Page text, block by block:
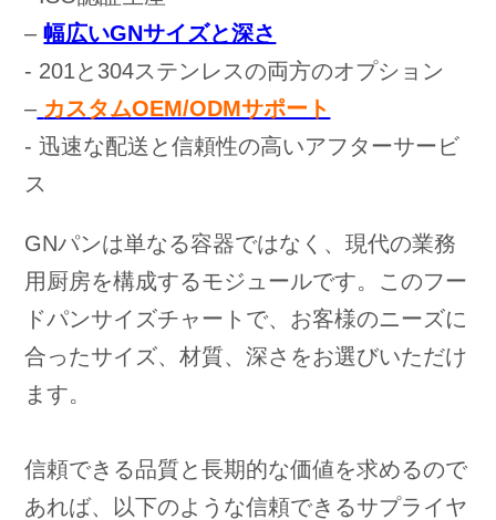
–幅広いGNサイズと深さ
- 201と304ステンレスの両方のオプション
– カスタムOEM/ODMサポート
- 迅速な配送と信頼性の高いアフターサービ
ス
GNパンは単なる容器ではなく、現代の業務
用厨房を構成するモジュールです。このフー
ドパンサイズチャートで、お客様のニーズに
合ったサイズ、材質、深さをお選びいただけ
ます。
信頼できる品質と長期的な価値を求めるので
あれば、以下のような信頼できるサプライヤ